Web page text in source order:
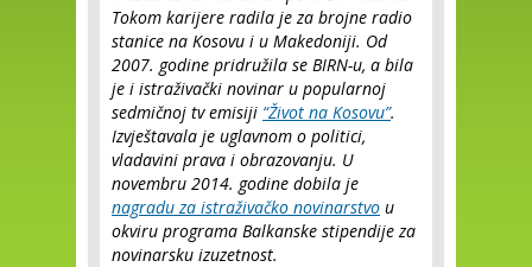
Tokom karijere radila je za brojne radio
stanice na Kosovu i u Makedoniji. Od
2007. godine pridružila se BIRN-u, a bila
je i istraživački novinar u popularnoj
sedmičnoj tv emisiji “Život na Kosovu”.
Izvještavala je uglavnom o politici,
vladavini prava i obrazovanju. U
novembru 2014. godine dobila je
nagradu za istraživačko novinarstvo u
okviru programa Balkanske stipendije za
novinarsku izuzetnost.